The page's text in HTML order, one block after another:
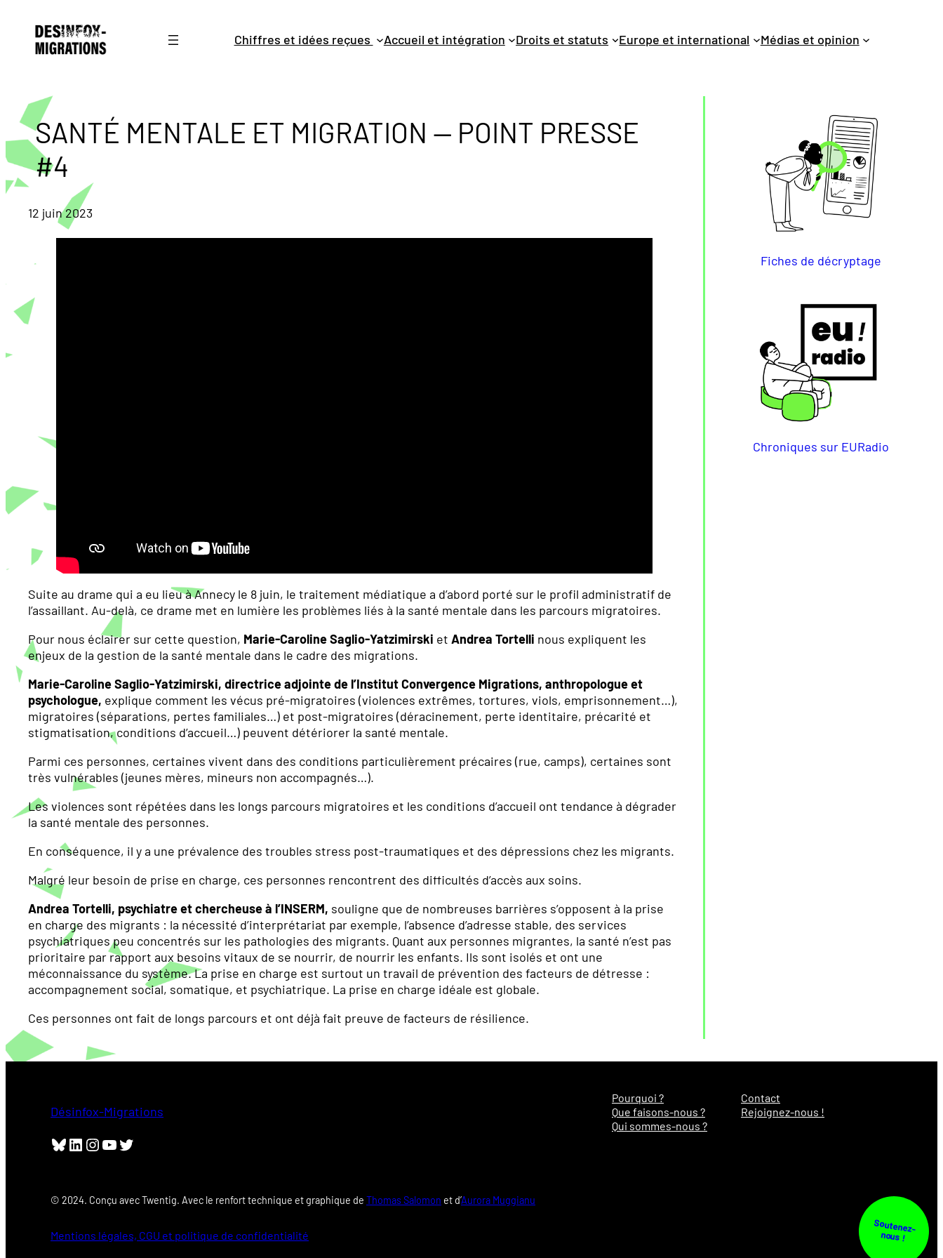
contenu
Chiffres et idées reçues Accueil et intégration Droits et statuts Europe et international Médias et opinion
SANTÉ MENTALE ET MIGRATION — POINT PRESSE
#4
12 juin 2023
Suite au drame qui a eu lieu à Annecy le 8 juin, le traitement médiatique a d’abord porté sur le profil administratif de
l’assaillant. Au-delà, ce drame met en lumière les problèmes liés à la santé mentale dans les parcours migratoires.
Pour nous éclairer sur cette question, Marie-Caroline Saglio-Yatzimirski et Andrea Tortelli nous expliquent les
enjeux de la gestion de la santé mentale dans le cadre des migrations.
Marie-Caroline Saglio-Yatzimirski, directrice adjointe de l’Institut Convergence Migrations, anthropologue et
psychologue, explique comment les vécus pré-migratoires (violences extrêmes, tortures, viols, emprisonnement…),
migratoires (séparations, pertes familiales…) et post-migratoires (déracinement, perte identitaire, précarité et
stigmatisation, conditions d’accueil…) peuvent détériorer la santé mentale.
Parmi ces personnes, certaines vivent dans des conditions particulièrement précaires (rue, camps), certaines sont
très vulnérables (jeunes mères, mineurs non accompagnés…).
Les violences sont répétées dans les longs parcours migratoires et les conditions d’accueil ont tendance à dégrader
la santé mentale des personnes.
En conséquence, il y a une prévalence des troubles stress post-traumatiques et des dépressions chez les migrants.
Malgré leur besoin de prise en charge, ces personnes rencontrent des difficultés d’accès aux soins.
Andrea Tortelli, psychiatre et chercheuse à l’INSERM, souligne que de nombreuses barrières s’opposent à la prise
en charge des migrants : la nécessité d’interprétariat par exemple, l’absence d’adresse stable, des services
psychiatriques peu concentrés sur les pathologies des migrants. Quant aux personnes migrantes, la santé n’est pas
prioritaire par rapport aux besoins vitaux de se nourrir, de nourrir les enfants. Ils sont isolés et ont une
méconnaissance du système. La prise en charge est surtout un travail de prévention des facteurs de détresse :
accompagnement social, somatique, et psychiatrique. La prise en charge idéale est globale.
Ces personnes ont fait de longs parcours et ont déjà fait preuve de facteurs de résilience.
Fiches de décryptage
Chroniques sur EURadio
Désinfox-Migrations
Bluesky LinkedIn Instagram YouTube Twitter
Pourquoi ?
Que faisons-nous ?
Qui sommes-nous ?
Contact
Rejoignez-nous !
© 2024. Conçu avec Twentig. Avec le renfort technique et graphique de Thomas Salomon et d’Aurora Muggianu
Mentions légales, CGU et politique de confidentialité Soutenez-
nous !